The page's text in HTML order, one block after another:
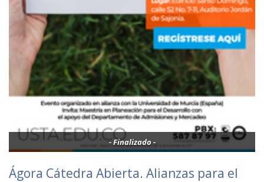
- Finalizado -
Ágora Cátedra Abierta. Alianzas para el